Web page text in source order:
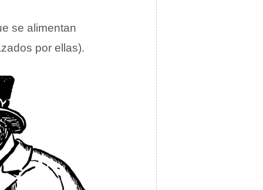
se alimentan
por ellas).